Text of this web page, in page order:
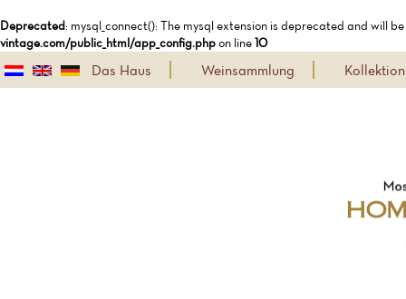
Deprecated: mysql_connect(): The mysql extension is deprecated and will
vintage.com/public_html/app_config.phpon line10
Das Haus Weinsammlung